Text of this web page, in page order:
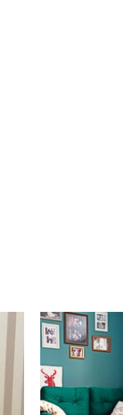
Рум-тур по
Я так
для семьи